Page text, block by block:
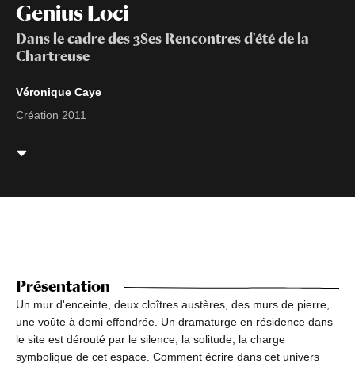
Genius Loci
Dans le cadre des 38es Rencontres d'été de la
Chartreuse
Véronique Caye
Création 2011
Présentation
Un mur d'enceinte, deux cloîtres austères, des murs de pierre,
une voûte à demi effondrée. Un dramaturge en résidence dans
le site est dérouté par le silence, la solitude, la charge
symbolique de cet espace. Comment écrire dans cet univers